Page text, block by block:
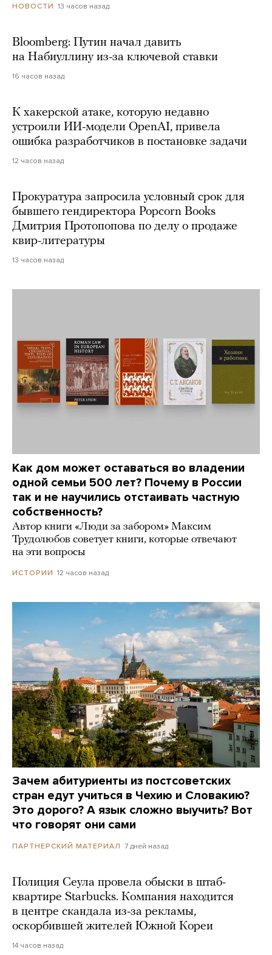
НОВОСТИ 13 часов назад
Bloomberg: Путин начал давить
на Набиуллину из-за ключевой ставки
16 часов назад
К хакерской атаке, которую недавно
устроили ИИ-модели OpenAI, привела
ошибка разработчиков в постановке задачи
12 часов назад
Прокуратура запросила условный срок для
бывшего гендиректора Popcorn Books
Дмитрия Протопопова по делу о продаже
квир-литературы
13 часов назад
Как дом может оставаться во владении
одной семьи 500 лет? Почему в России
так и не научились отстаивать частную
собственность?
Автор книги «Люди за забором» Максим
Трудолюбов советует книги, которые отвечают
на эти вопросы
ИСТОРИИ 12 часов назад
Зачем абитуриенты из постсоветских
стран едут учиться в Чехию и Словакию?
Это дорого? А язык сложно выучить? Вот
что говорят они сами
ПАРТНЕРСКИЙ МАТЕРИАЛ 7 дней назад
Полиция Сеула провела обыски в штаб-
квартире Starbucks. Компания находится
в центре скандала из-за рекламы,
оскорбившей жителей Южной Кореи
14 часов назад